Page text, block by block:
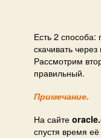
Есть 2 способа:
скачивать
Рассмотрим
правильный.
Примечание.
На сайте
спустя время